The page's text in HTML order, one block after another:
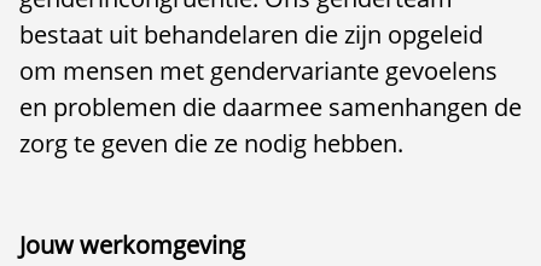
bestaat uit behandelaren die zijn opgeleid
om mensen met gendervariante gevoelens
en problemen die daarmee samenhangen de
zorg te geven die ze nodig hebben.
Jouw werkomgeving